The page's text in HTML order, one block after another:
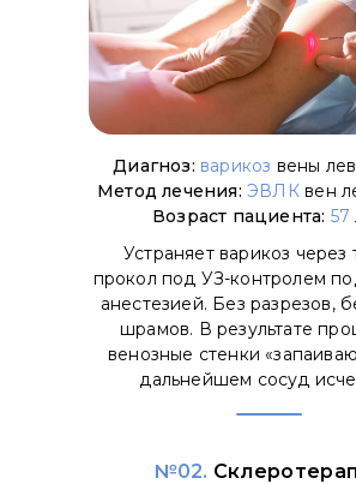
№02.
Диагноз: варикоз вены
Метод лечения: ЭВЛКвен
Возраст пациента: 57
Устраняет варикоз через
прокол под УЗ-контролем
анестезией. Без разрезов,
шрамов. В результате
венозные стенки
дальнейшем сосуд